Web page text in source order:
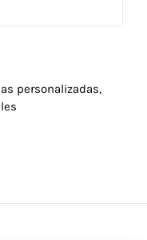
personalizadas,